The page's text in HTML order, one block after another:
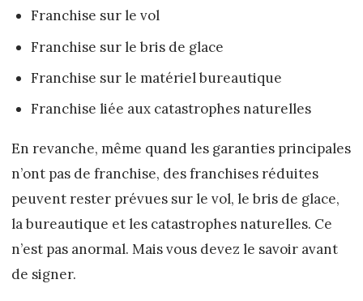
Franchise sur le vol
Franchise sur le bris de glace
Franchise sur le matériel bureautique
Franchise liée aux catastrophes naturelles
En revanche, même quand les garanties principales
n’ont pas de franchise, des franchises réduites
peuvent rester prévues sur le vol, le bris de glace,
la bureautique et les catastrophes naturelles. Ce
n’est pas anormal. Mais vous devez le savoir avant
de signer.